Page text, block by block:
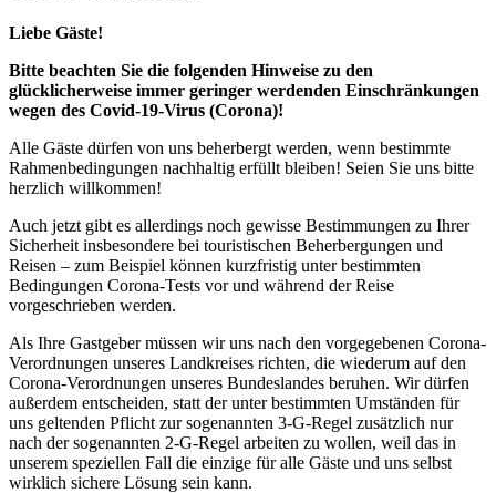
Liebe Gäste!
Bitte beachten Sie die folgenden Hinweise zu den
glücklicherweise immer geringer werdenden Einschränkungen
wegen des Covid-19-Virus (Corona)!
Alle Gäste dürfen von uns beherbergt werden, wenn bestimmte
Rahmenbedingungen nachhaltig erfüllt bleiben! Seien Sie uns bitte
herzlich willkommen!
Auch jetzt gibt es allerdings noch gewisse Bestimmungen zu Ihrer
Sicherheit insbesondere bei touristischen Beherbergungen und
Reisen – zum Beispiel können kurzfristig unter bestimmten
Bedingungen Corona-Tests vor und während der Reise
vorgeschrieben werden.
Als Ihre Gastgeber müssen wir uns nach den vorgegebenen Corona-
Verordnungen unseres Landkreises richten, die wiederum auf den
Corona-Verordnungen unseres Bundeslandes beruhen. Wir dürfen
außerdem entscheiden, statt der unter bestimmten Umständen für
uns geltenden Pflicht zur sogenannten 3-G-Regel zusätzlich nur
nach der sogenannten 2-G-Regel arbeiten zu wollen, weil das in
unserem speziellen Fall die einzige für alle Gäste und uns selbst
wirklich sichere Lösung sein kann.